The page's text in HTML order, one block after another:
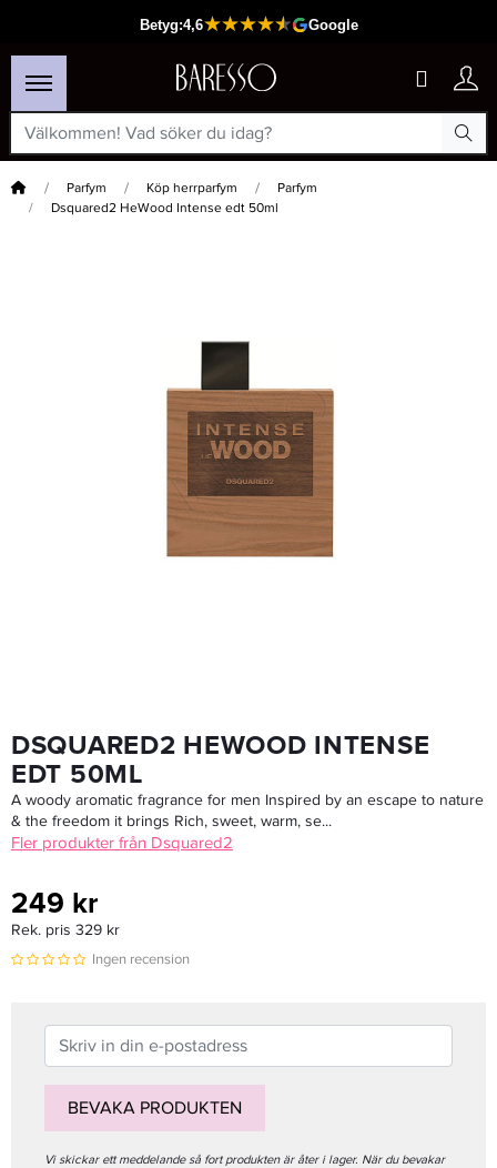
Hem Parfym Köp herrparfym
Parfym
Dsquared2 HeWood Intense edt 50ml
Afnan Supremacy Collector's Edition Edp 100ml
DSQUARED2 HEWOOD INTENSE
EDT 50ML
A woody aromatic fragrance for men Inspired by an escape to nature
& the freedom it brings Rich, sweet, warm, se...
Fler produkter från Dsquared2
249 kr
Rek. pris 329 kr
Ingen recension
BEVAKA PRODUKTEN
Vi skickar ett meddelande så fort produkten är åter i lager. När du bevakar